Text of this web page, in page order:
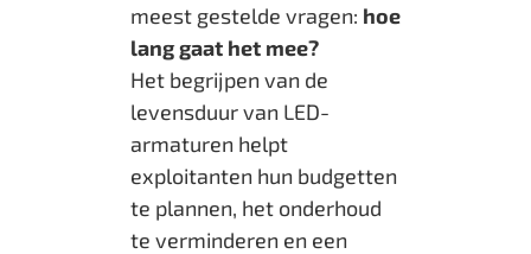
meest gestelde vragen: hoe
lang gaat het mee?
Het begrijpen van de
levensduur van LED-
armaturen helpt
exploitanten hun budgetten
te plannen, het onderhoud
te verminderen en een